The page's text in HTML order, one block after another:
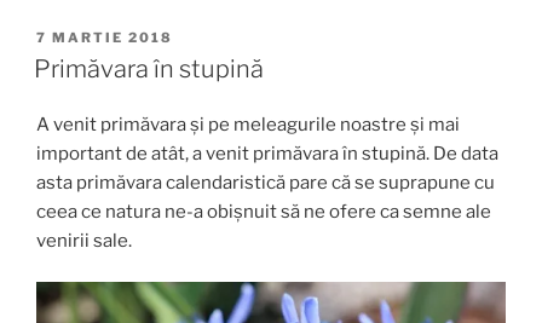
PUBLICAT
PE
7 MARTIE 2018
Primăvara în stupină
A venit primăvara și pe meleagurile noastre și mai
important de atât, a venit primăvara în stupină. De data
asta primăvara calendaristică pare că se suprapune cu
ceea ce natura ne-a obișnuit să ne ofere ca semne ale
venirii sale.